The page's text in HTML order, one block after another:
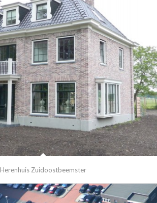
Herenhuis Zuidoostbeemster